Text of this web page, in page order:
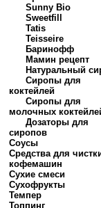
Sunny Bio
Sweetfill
Tatis
Teisseire
Баринофф
Мамин рецепт
Натуральный
Сиропы для
коктейлей
Сиропы для
молочных
Дозаторы для
сиропов
Соусы
Средства для
кофемашин
Сухие смеси
Сухофрукты
Темпер
Топпинг